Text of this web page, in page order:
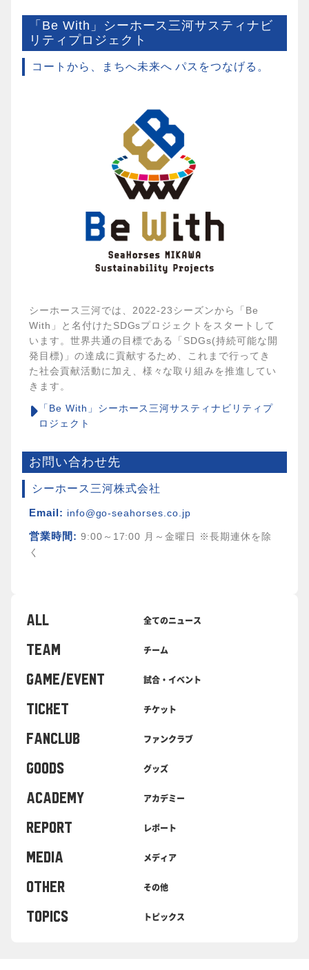
「Be With」シーホース三河サスティナビ
リティプロジェクト
コートから、まちへ未来へ パスをつなげる。
シーホース三河では、2022-23シーズンから「Be
With」と名付けたSDGsプロジェクトをスタートして
います。世界共通の目標である「SDGs(持続可能な開
発目標)」の達成に貢献するため、これまで行ってき
た社会貢献活動に加え、様々な取り組みを推進してい
きます。
「Be With」シーホース三河サスティナビリティプ
ロジェクト
お問い合わせ先
シーホース三河株式会社
Email: info@go-seahorses.co.jp
営業時間: 9:00～17:00 月～金曜日 ※長期連休を除
く
ALL 全てのニュース
TEAM チーム
GAME/EVENT 試合・イベント
TICKET チケット
FANCLUB ファンクラブ
GOODS グッズ
ACADEMY アカデミー
REPORT レポート
MEDIA メディア
OTHER その他
TOPICS トピックス